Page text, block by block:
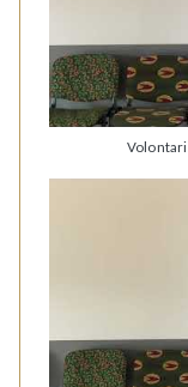
Volontari